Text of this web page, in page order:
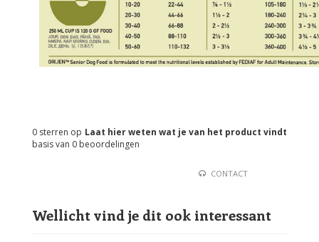
Laat hier weten wat je van het product vindt
0 sterren op
basis van 0 beoordelingen
CONTACT
Wellicht vind je dit ook interessant